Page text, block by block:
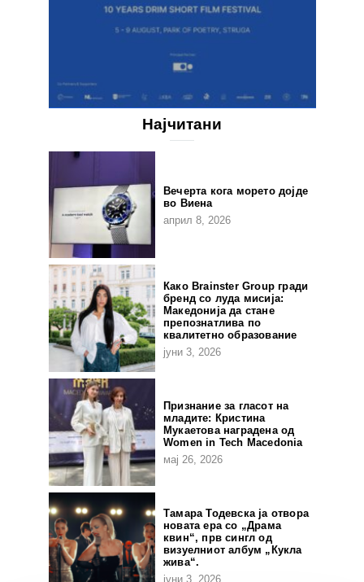
Најчитани
Вечерта кога морето дојде
во Виена
април 8, 2026
Како Brainster Group гради
бренд со луда мисија:
Македонија да стане
препознатлива по
квалитетно образование
јуни 3, 2026
Признание за гласот на
младите: Кристина
Мукаетова наградена од
Women in Tech Macedonia
мај 26, 2026
Тамара Тодевска ја отвора
новата ера со „Драма
квин“, прв сингл од
визуелниот албум „Кукла
жива“.
јуни 3, 2026